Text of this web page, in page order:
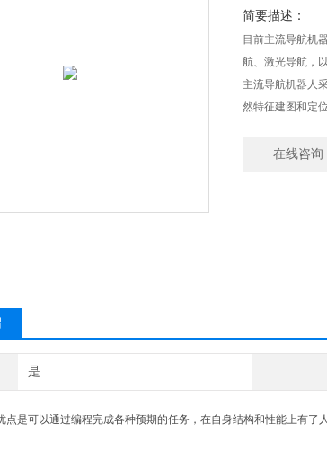
简要描述：
目前主流导航机
航、激光导航，
主流导航机器人
然特征建图和定
在线咨询
是
点是可以通过编程完成各种预期的任务，在自身结构和性能上有了